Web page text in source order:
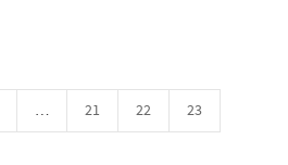
… 21 22 23